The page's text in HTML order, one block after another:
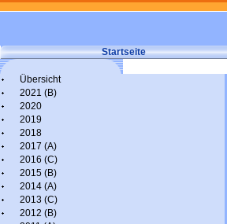
Startseite
Übersicht
2021 (B)
2020
2019
2018
2017 (A)
2016 (C)
2015 (B)
2014 (A)
2013 (C)
2012 (B)